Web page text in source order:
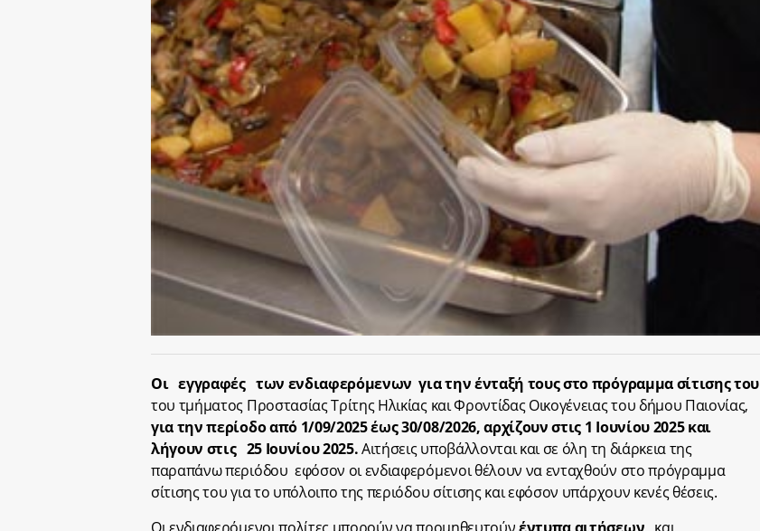
Οι εγγραφές των ενδιαφερόμενων για την ένταξή τους στο πρόγραμμα σίτισης του
του τμήματος Προστασίας Τρίτης Ηλικίας και Φροντίδας Οικογένειας του δήμου Παιονίας,
για την περίοδο από 1/09/2025 έως 30/08/2026, αρχίζουν στις 1 Ιουνίου 2025 και
λήγουν στις 25 Ιουνίου 2025.Αιτήσεις υποβάλλονται και σε όλη τη διάρκεια της
παραπάνω περιόδου εφόσον οι ενδιαφερόμενοι θέλουν να ενταχθούν στο πρόγραμμα
σίτισης του για το υπόλοιπο της περιόδου σίτισης και εφόσον υπάρχουν κενές θέσεις.